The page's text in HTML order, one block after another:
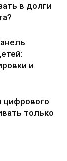
в долги
и
цифрового
только